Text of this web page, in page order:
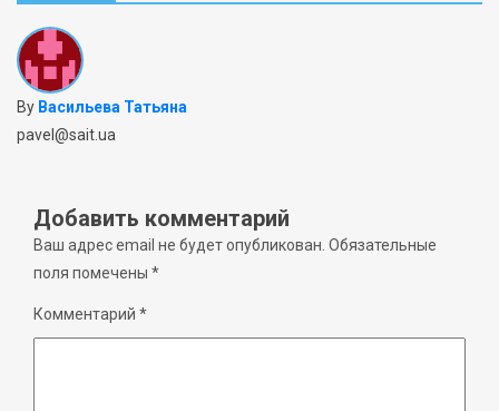
By Васильева Татьяна
pavel@sait.ua
Добавить комментарий
Ваш адрес email не будет опубликован. Обязательные
поля помечены *
Комментарий *